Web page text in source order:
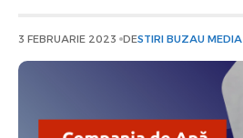
3 FEBRUARIE 2023 DESTIRI BUZAU MEDIA